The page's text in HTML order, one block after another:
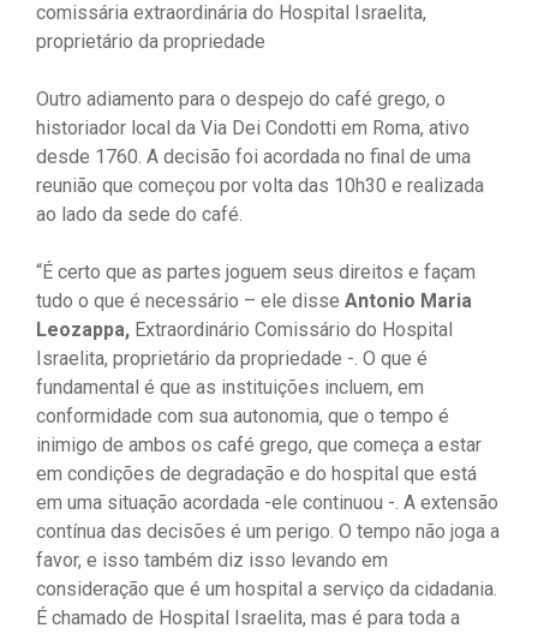
comissária extraordinária do Hospital Israelita,
proprietário da propriedade
Outro adiamento para o despejo do café grego, o
historiador local da Via Dei Condotti em Roma, ativo
desde 1760. A decisão foi acordada no final de uma
reunião que começou por volta das 10h30 e realizada
ao lado da sede do café.
“É certo que as partes joguem seus direitos e façam
tudo o que é necessário – ele disse Antonio Maria
Leozappa, Extraordinário Comissário do Hospital
Israelita, proprietário da propriedade -. O que é
fundamental é que as instituições incluem, em
conformidade com sua autonomia, que o tempo é
inimigo de ambos os café grego, que começa a estar
em condições de degradação e do hospital que está
em uma situação acordada -ele continuou -. A extensão
contínua das decisões é um perigo. O tempo não joga a
favor, e isso também diz isso levando em
consideração que é um hospital a serviço da cidadania.
É chamado de Hospital Israelita, mas é para toda a